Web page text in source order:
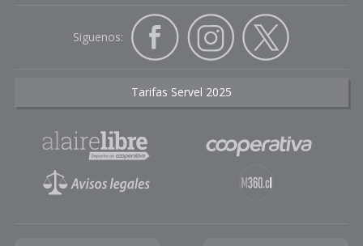
Siguenos:
Tarifas Servel 2025